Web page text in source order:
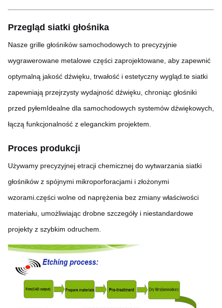
Przegląd siatki głośnika
Nasze grille głośników samochodowych to precyzyjnie
wygrawerowane metalowe części zaprojektowane, aby zapewnić
optymalną jakość dźwięku, trwałość i estetyczny wygląd.te siatki
zapewniają przejrzysty wydajność dźwięku, chroniąc głośniki
przed pyłemIdealne dla samochodowych systemów dźwiękowych,
łączą funkcjonalność z eleganckim projektem.
Proces produkcji
Używamy precyzyjnej etracji chemicznej do wytwarzania siatki
głośników z spójnymi mikroporforacjami i złożonymi
wzorami.części wolne od naprężenia bez zmiany właściwości
materiału, umożliwiając drobne szczegóły i niestandardowe
projekty z szybkim odruchem.